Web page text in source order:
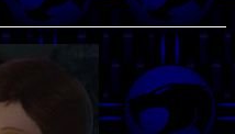
(2009) dans la liste.
dans la liste.
Dame (1996) dans la liste.